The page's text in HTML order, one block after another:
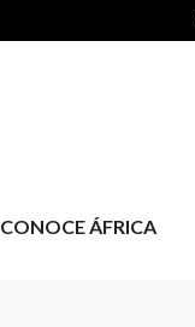
CONOCE ÁFRICA